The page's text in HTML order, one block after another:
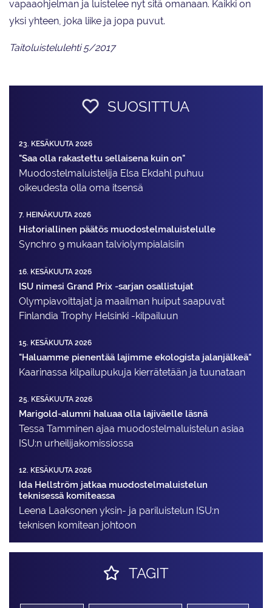
vapaaohjelman ja luistelee nyt sitä omanaan. Kaikki on
yksi yhteen, joka liike ja jopa puvut.
Taitoluistelulehti 5/2017
SUOSITTUA
23. KESÄKUUTA 2026
"Saa olla rakastettu sellaisena kuin on"
Muodostelma­luistelija Elsa Ekdahl puhuu
oikeudesta olla oma itsensä
7. HEINÄKUUTA 2026
Historiallinen päätös muodostelmaluistelulle
Synchro 9 mukaan talviolympialaisiin
16. KESÄKUUTA 2026
ISU nimesi Grand Prix -sarjan osallistujat
Olympiavoittajat ja maailman huiput saapuvat
Finlandia Trophy Helsinki -kilpailuun
15. KESÄKUUTA 2026
"Haluamme pienentää lajimme ekologista jalanjälkeä"
Kaarinassa kilpailupukuja kierrätetään ja tuunataan
25. KESÄKUUTA 2026
Marigold-alumni haluaa olla lajiväelle läsnä
Tessa Tamminen ajaa muodostelma­luistelun asiaa
ISU:n urheilija­komissiossa
12. KESÄKUUTA 2026
Ida Hellström jatkaa muodostelmaluistelun
teknisessä komiteassa
Leena Laaksonen yksin- ja pariluistelun ISU:n
teknisen komitean johtoon
TAGIT